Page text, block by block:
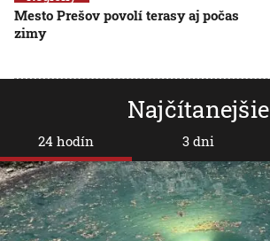
Mesto Prešov povolí terasy aj počas
zimy
Najčítanejšie
24 hodín 3 dni